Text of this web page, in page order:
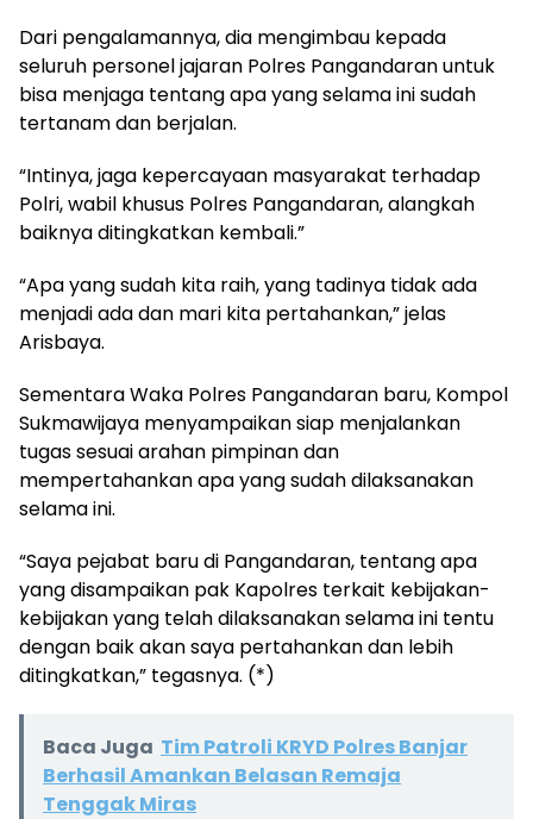
Dari pengalamannya, dia mengimbau kepada
seluruh personel jajaran Polres Pangandaran untuk
bisa menjaga tentang apa yang selama ini sudah
tertanam dan berjalan.
“Intinya, jaga kepercayaan masyarakat terhadap
Polri, wabil khusus Polres Pangandaran, alangkah
baiknya ditingkatkan kembali.”
“Apa yang sudah kita raih, yang tadinya tidak ada
menjadi ada dan mari kita pertahankan,” jelas
Arisbaya.
Sementara Waka Polres Pangandaran baru, Kompol
Sukmawijaya menyampaikan siap menjalankan
tugas sesuai arahan pimpinan dan
mempertahankan apa yang sudah dilaksanakan
selama ini.
“Saya pejabat baru di Pangandaran, tentang apa
yang disampaikan pak Kapolres terkait kebijakan-
kebijakan yang telah dilaksanakan selama ini tentu
dengan baik akan saya pertahankan dan lebih
ditingkatkan,” tegasnya. (*)
Baca Juga Tim Patroli KRYD Polres Banjar
Berhasil Amankan Belasan Remaja
Tenggak Miras